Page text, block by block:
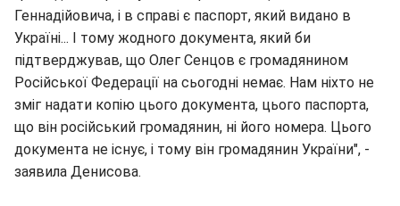
Геннадійовича, і в справі є паспорт, який видано в
Україні... І тому жодного документа, який би
підтверджував, що Олег Сенцов є громадянином
Російської Федерації на сьогодні немає. Нам ніхто не
зміг надати копію цього документа, цього паспорта,
що він російський громадянин, ні його номера. Цього
документа не існує, і тому він громадянин України", -
заявила Денисова.